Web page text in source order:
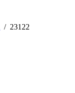
23122